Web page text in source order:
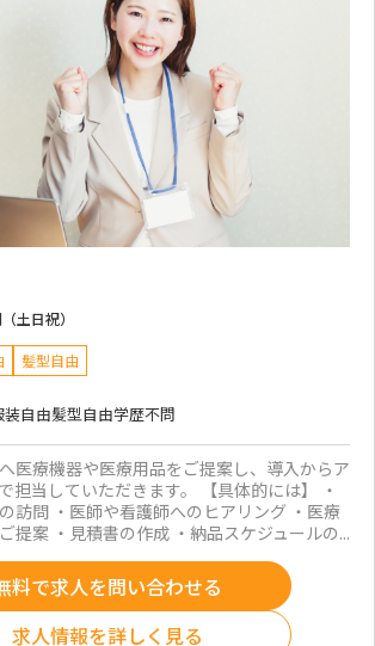
土日祝）
髪型自由
装自由髪型自由学歴不問
医療機器や医療用品をご提案し、導入からア
担当していただきます。 【具体的には】 ・
訪問 ・医師や看護師へのヒアリング ・医療
提案 ・見積書の作成 ・納品スケジュールの...
料で求人を問い合わせる
求人情報を詳しく見る